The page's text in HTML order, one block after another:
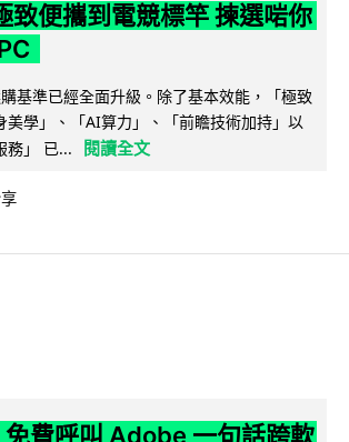
便攜到電競標竿 揀選啱你
基準已經全面升級。除了基本效能，「極致
美學」、「AI算力」、「前瞻技術加持」以
務」 已...
閱讀全文
費呼叫 Adobe 一句話跨軟